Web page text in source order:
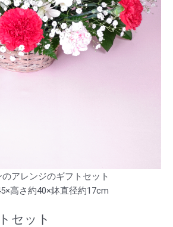
アレンジのギフトセット
高さ約40×鉢直径約17cm
セット